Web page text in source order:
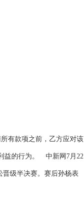
有款项之前，乙方应对该
益的行为。 中新网7月22
晋级半决赛。赛后孙杨表